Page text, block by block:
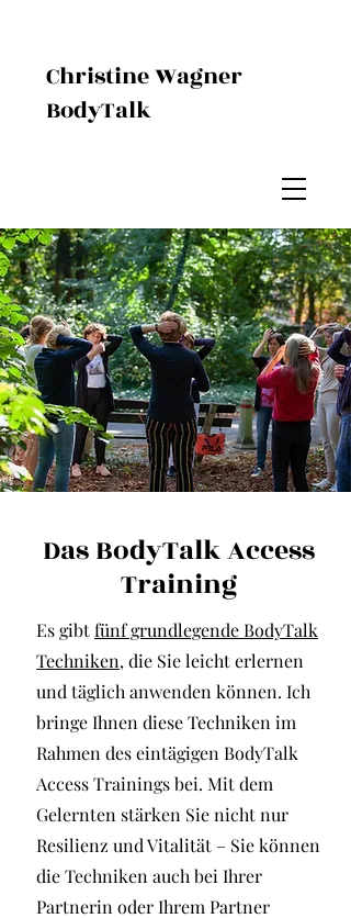
Christine Wagner
BodyTalk
Das BodyTalk Access
Training
Es gibtfünf grundlegende BodyTalk
Techniken, die Sie leicht erlernen
und täglich anwenden können. Ich
bringe Ihnen diese Techniken im
Rahmen des eintägigen BodyTalk
Access Trainings bei. Mit dem
Gelernten stärken Sie nicht nur
Resilienz und Vitalität – Sie können
die Techniken auch bei Ihrer
Partnerin oder Ihrem Partner